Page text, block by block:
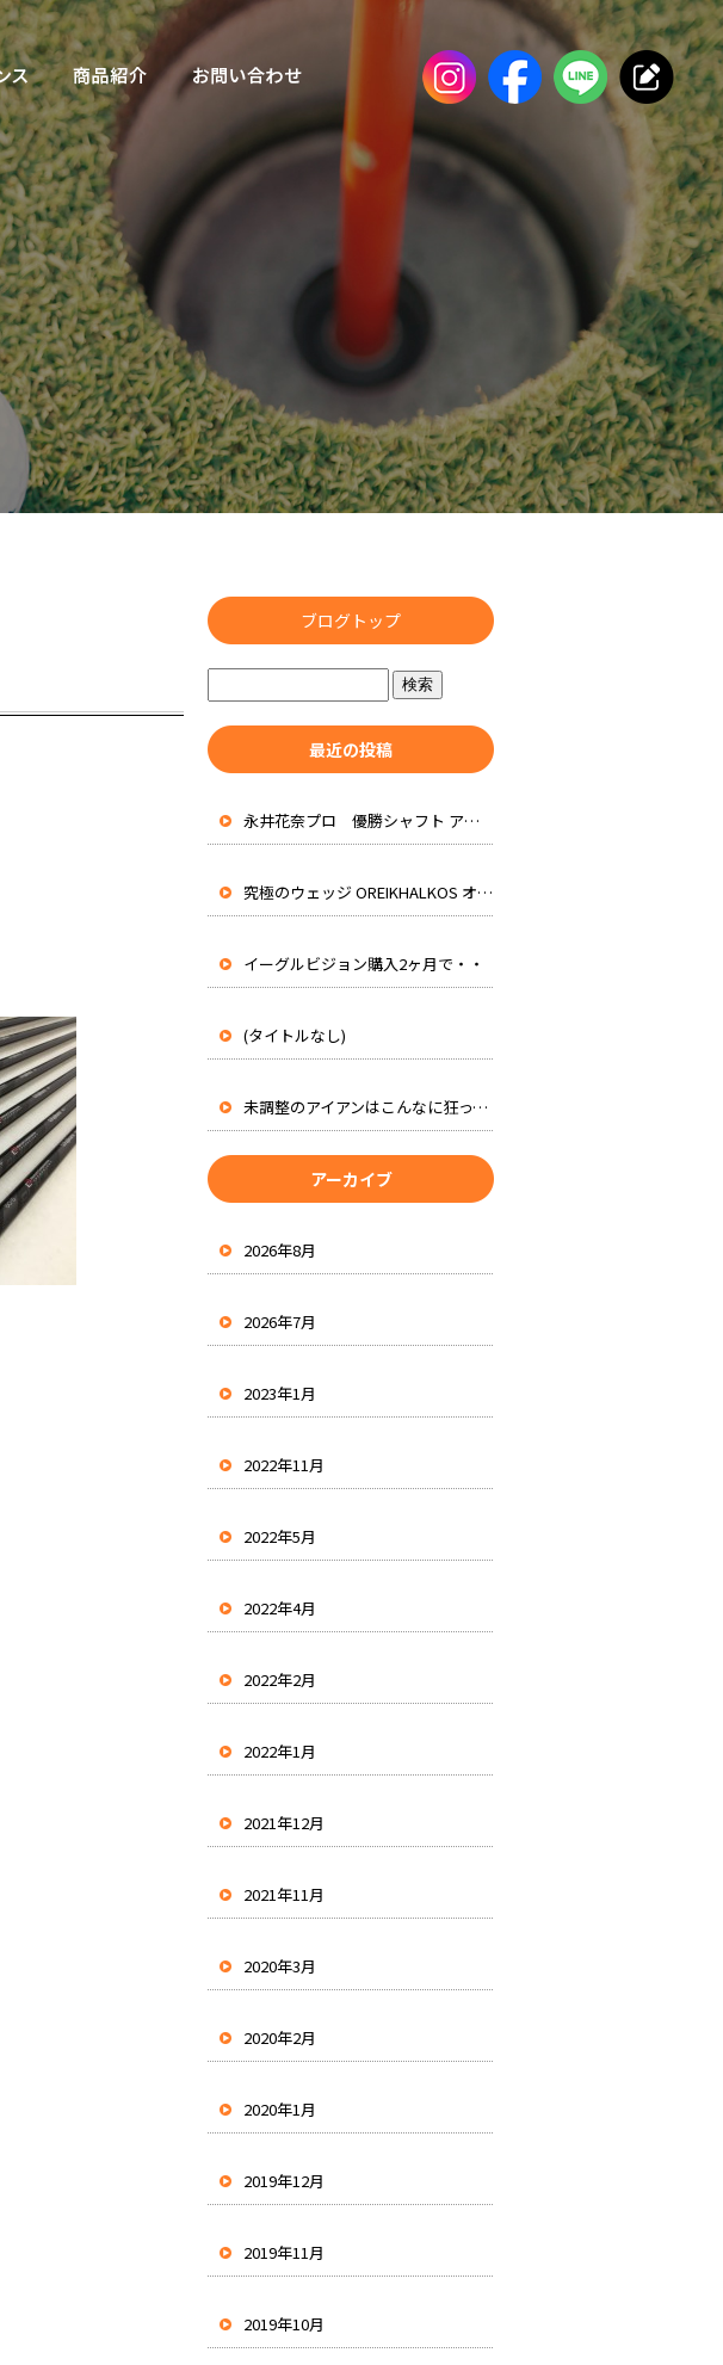
ブログトップ
最近の投稿
永井花奈プロ 優勝シャフト アッタスRXピュアブルー 先行入荷
究極のウェッジ OREIKHALKOS オレイカルコス
イーグルビジョン購入2ヶ月で・・
(タイトルなし)
未調整のアイアンはこんなに狂ってる
アーカイブ
2026年8月
2026年7月
2023年1月
2022年11月
2022年5月
2022年4月
2022年2月
2022年1月
2021年12月
2021年11月
2020年3月
2020年2月
2020年1月
2019年12月
2019年11月
2019年10月